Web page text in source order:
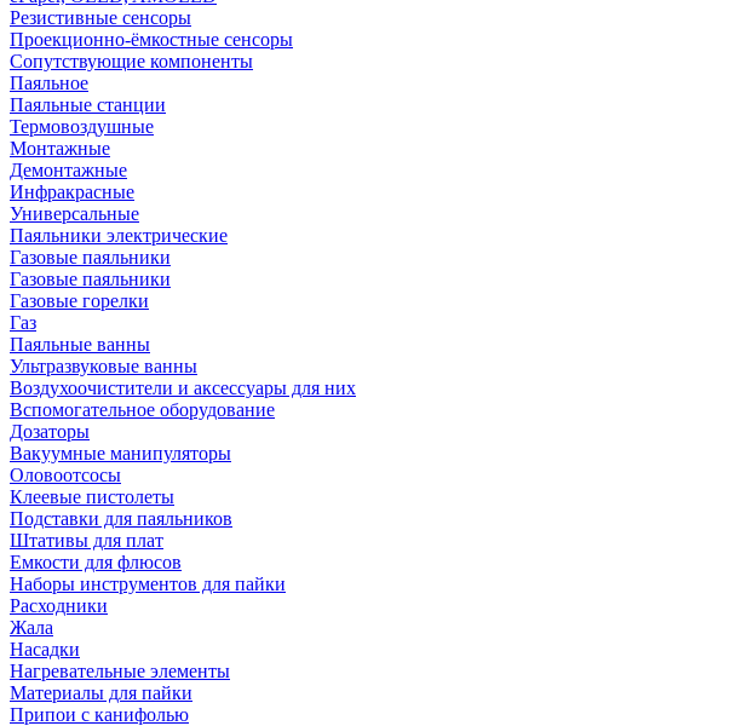
Резистивные сенсоры
Проекционно-ёмкостные сенсоры
Сопутствующие компоненты
Паяльное
Паяльные станции
Термовоздушные
Монтажные
Демонтажные
Инфракрасные
Универсальные
Паяльники электрические
Газовые паяльники
Газовые паяльники
Газовые горелки
Газ
Паяльные ванны
Ультразвуковые ванны
Воздухоочистители и аксессуары для них
Вспомогательное оборудование
Дозаторы
Вакуумные манипуляторы
Оловоотсосы
Клеевые пистолеты
Подставки для паяльников
Штативы для плат
Емкости для флюсов
Наборы инструментов для пайки
Расходники
Жала
Насадки
Нагревательные элементы
Материалы для пайки
Припои с канифолью